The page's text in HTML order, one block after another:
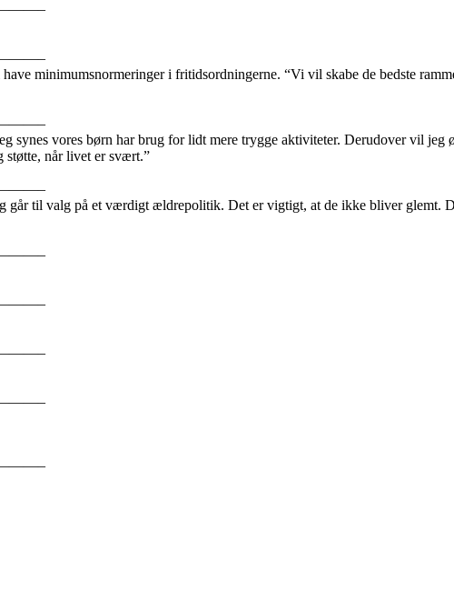
minimumsnormeringer i fritidsordningerne. “Vi vil skabe de bedste
synes vores børn harbrug forlidtmere trygge aktiviteter. Derudovervil jeg
når livet er svært.”
gårtil valg på etværdigtældrepolitik. Deter vigtigt, at de ikke bliver glemt.